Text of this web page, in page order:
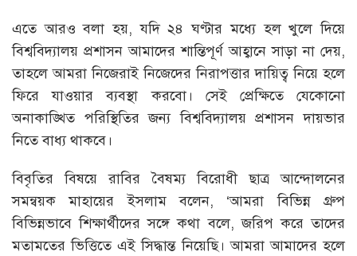
এতে আরও বলা হয়, যদি ২৪ ঘণ্টার মধ্যে হল খুলে দিয়ে
বিশ্ববিদ্যালয় প্রশাসন আমাদের শান্তিপূর্ণ আহ্বানে সাড়া না দেয়,
তাহলে আমরা নিজেরাই নিজেদের নিরাপত্তার দায়িত্ব নিয়ে হলে
ফিরে যাওয়ার ব্যবস্থা করবো। সেই প্রেক্ষিতে যেকোনো
অনাকাঙ্খিত পরিস্থিতির জন্য বিশ্ববিদ্যালয় প্রশাসন দায়ভার
নিতে বাধ্য থাকবে।
বিবৃতির বিষয়ে রাবির বৈষম্য বিরোধী ছাত্র আন্দোলনের
সমন্বয়ক মাহায়ের ইসলাম বলেন, ‘আমরা বিভিন্ন গ্রুপ
বিভিন্নভাবে শিক্ষার্থীদের সঙ্গে কথা বলে, জরিপ করে তাদের
মতামতের ভিত্তিতে এই সিদ্ধান্ত নিয়েছি। আমরা আমাদের হলে